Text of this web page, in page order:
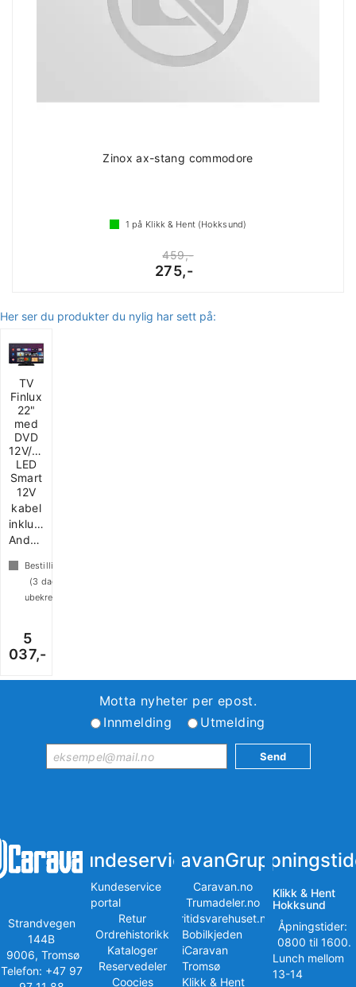
Zinox ax-stang commodore
1 på Klikk & Hent (Hokksund)
459,-
275,-
Her ser du produkter du nylig har sett på:
TV
Finlux
22"
med
DVD
12V/230V
LED
Smart
12V
kabel
inkludert.
Androide
Bestillingsvare
(3 dager
ubekreftet)
5
037,-
Motta nyheter per epost.
Innmelding
Utmelding
Strandvegen
144B
9006, Tromsø
Telefon: +47 97
Kundeservice
Kundeservice
portal
Retur
Ordrehistorikk
Kataloger
Reservedeler
Coocies
iCaravanGruppen
Caravan.no
Trumadeler.no
Fritidsvarehuset.no
Bobilkjeden
iCaravan
Tromsø
Klikk & Hent
Klikk & Hent
Hokksund
Åpningstider:
0800 til 1600.
Lunch mellom
13-14